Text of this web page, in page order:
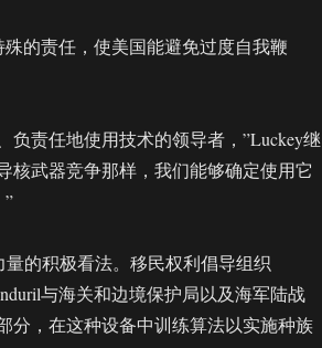
的责任，使美国能避免过度自我鞭
负责任地使用技术的领导者，”Luckey继
核武器竞争那样，我们能够确定使用它
的积极看法。移民权利倡导组织
与海关和边境保护局以及海军陆战
分，在这种设备中训练算法以实施种族